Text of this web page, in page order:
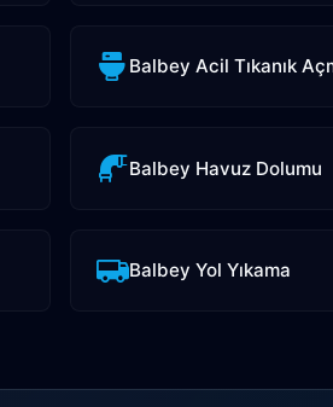
Balbey Acil Tıkanık
Balbey Havuz Dolumu
Balbey Yol Yıkama